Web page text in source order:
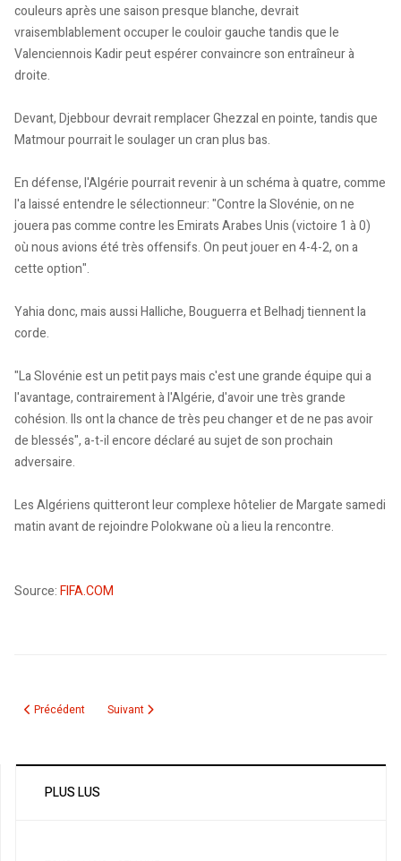
couleurs après une saison presque blanche, devrait
vraisemblablement occuper le couloir gauche tandis que le
Valenciennois Kadir peut espérer convaincre son entraîneur à
droite.
Devant, Djebbour devrait remplacer Ghezzal en pointe, tandis que
Matmour pourrait le soulager un cran plus bas.
En défense, l'Algérie pourrait revenir à un schéma à quatre, comme
l'a laissé entendre le sélectionneur: "Contre la Slovénie, on ne
jouera pas comme contre les Emirats Arabes Unis (victoire 1 à 0)
où nous avions été très offensifs. On peut jouer en 4-4-2, on a
cette option".
Yahia donc, mais aussi Halliche, Bouguerra et Belhadj tiennent la
corde.
"La Slovénie est un petit pays mais c'est une grande équipe qui a
l'avantage, contrairement à l'Algérie, d'avoir une très grande
cohésion. Ils ont la chance de très peu changer et de ne pas avoir
de blessés", a-t-il encore déclaré au sujet de son prochain
adversaire.
Les Algériens quitteront leur complexe hôtelier de Margate samedi
matin avant de rejoindre Polokwane où a lieu la rencontre.
Source:FIFA.COM
Article précédent : Yahia touché à la cheville gauche
Précédent Article suivant : Alors que la radio n'est pas autorisée à
Suivant
PLUS LUS